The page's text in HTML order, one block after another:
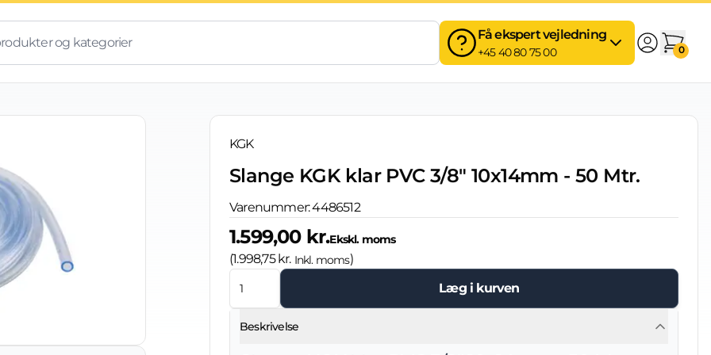
Få ekspert vejledning
+45 40 80 75 00 0
KGK
Slange KGK klar PVC 3/8" 10x14mm - 50 Mtr.
Varenummer:4486512
1.599,00 kr.Ekskl. moms
(1.998,75 kr. Inkl. moms)
Læg i kurven
Beskrivelse